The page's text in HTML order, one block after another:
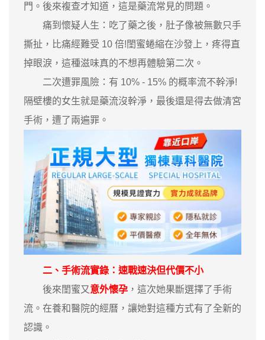
門。後來複查才知道，這是藥流常見的問題。
痛到懷疑人生：吃了藥之後，肚子像被無數只手
撕扯，比痛經難受 10 倍!閨蜜蜷縮在沙發上，疼得直
掉眼淚，這種滋味真的不想再體驗第二次。
二次遭罪風險：有 10% - 15% 的概率流不幹淨!
隔壁樓的女生就是藥流沒幹淨，最後還是得去做清宮
手術，遭了兩遍罪。
二、手術流實錄：速戰速決但代價不小
後來閨蜜又意外懷孕 ，這次她果斷選擇了手術
流。在養和醫院的經曆，讓她對這種方式有了全新的
認識。